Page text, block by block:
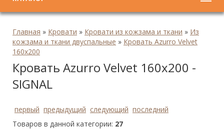
Главная » Кровати » Кровати из кожзама и ткани » Из
кожзама и ткани двуспальные » Кровать Azurro Velvet
160х200
Кровать Azurro Velvet 160х200 -
SIGNAL
первый предыдущий следующий последний
Товаров в данной категории: 27